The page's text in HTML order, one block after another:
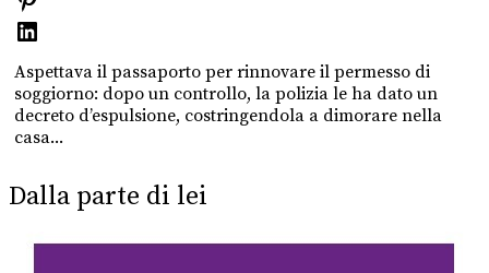
Aspettava il passaporto per rinnovare il permesso di
soggiorno: dopo un controllo, la polizia le ha dato un
decreto d’espulsione, costringendola a dimorare nella
casa...
Dalla parte di lei